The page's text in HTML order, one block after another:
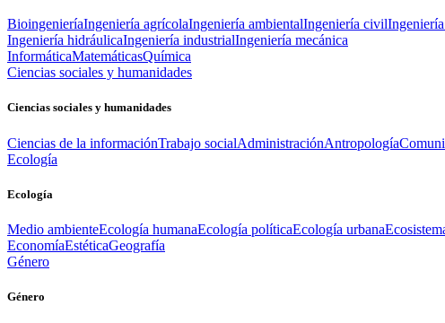
BioingenieríaIngeniería agrícolaIngeniería ambientalIngeniería civil
Ingeniería hidráulicaIngeniería industrialIngeniería mecánica
InformáticaMatemáticasQuímica
Ciencias sociales y humanidades
Ciencias sociales y humanidades
Ciencias de la informaciónTrabajo socialAdministraciónAntropología
Ecología
Ecología
Medio ambienteEcología humanaEcología políticaEcología urbana
EconomíaEstéticaGeografía
Género
Género